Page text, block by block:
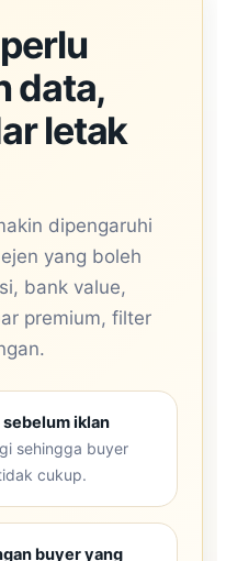
data,
letak
dipengaruhi
yang boleh
bank value,
premium, filter
iklan
sehingga buyer
cukup.
buyer yang